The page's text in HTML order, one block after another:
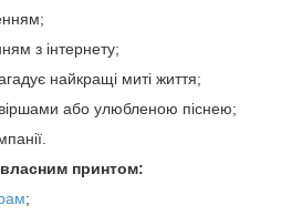
з інтернету;
найкращі миті життя;
або улюбленою піснею;
принтом:
;